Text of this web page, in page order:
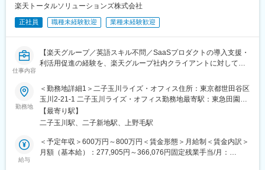
◇シニアロールでマネジメントキャリアも描ける
◇モバイルデータ・AI領域以外にも楽天グループ内の様々なプロ
ジェクトに関与し、コンサルタントとしてのスキル・経験値を積
み重ねながら、シニアコンサルタントやディレクターといったキ
ャリアアップを長期的に描いていくことが可能です！
■キャリアパス
でシニアマネージャーやディレクターへ昇格可能
・事業責任者への道：コンサルタントから事業責任者、新規事業
開発担当へのキャリアチェンジ
・グループ横断のキャリア：RTS内の他部門（セールス、ロジス
■当社について
楽天トータルソリューションズ株式会社
正社員 職種未経験歓迎 業種未経験歓迎
仕事内容
【楽天グループ／英語スキル不問／SaaSプロダクトの導入支援・
利活用促進の経験を、楽天グループ社内クライアントに対して発
当社では、楽天グループの80以上の事業と外部企業に対し、戦略
策定からオペレーション実行まで一気通貫のサービスを提供して
います。
今回はコンサルティング事業部の立ち上げに際し、通信キャリ
ア・MVNOの事業の知見をお持ちの方を歓迎いたします！
これまでのご経験を楽天グループの幅広いサービスで発揮してい
ただけます◎
勤務地
＜勤務地詳細1＞二子玉川ライズ・オフィス住所：東京都世田谷区
玉川2-21-1 二子玉川ライズ・オフィス勤務地最寄駅：東急田園都
市、東急大井町線／二子玉川駅受動喫煙対策：屋内喫煙可能場所
あり＜勤務地詳細2＞本社住所：東京都世田谷区玉川1-14-1 楽天
玉川駅受動喫煙対策：屋内全面禁煙変更の範囲：会社の定める事
業所（リモートワーク含む）
【最寄り駅】
二子玉川駅、二子新地駅、上野毛駅
給与
＜予定年収＞600万円～800万円＜賃金形態＞月給制＜賃金内訳＞
月額（基本給）：277,905円～366,076円固定残業手当/月：